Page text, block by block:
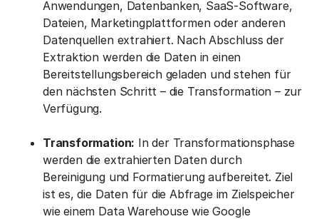
Anwendungen, Datenbanken, SaaS-Software,
Dateien, Marketingplattformen oder anderen
Datenquellen extrahiert. Nach Abschluss der
Extraktion werden die Daten in einen
Bereitstellungsbereich geladen und stehen für
den nächsten Schritt – die Transformation – zur
Verfügung.
Transformation: In der Transformationsphase
werden die extrahierten Daten durch
Bereinigung und Formatierung aufbereitet. Ziel
ist es, die Daten für die Abfrage im Zielspeicher
wie einem Data Warehouse wie Google